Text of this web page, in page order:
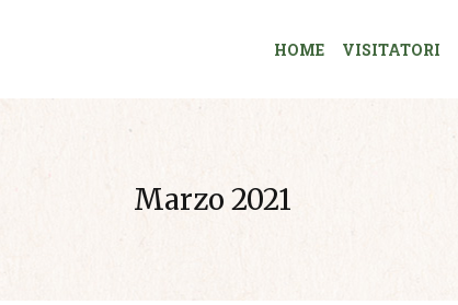
HOME VISITATORI
Marzo 2021